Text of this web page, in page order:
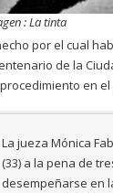
: La tinta
por el cual
de la
en
La jueza Mónica
(33) a la pena de
desempeñarse en